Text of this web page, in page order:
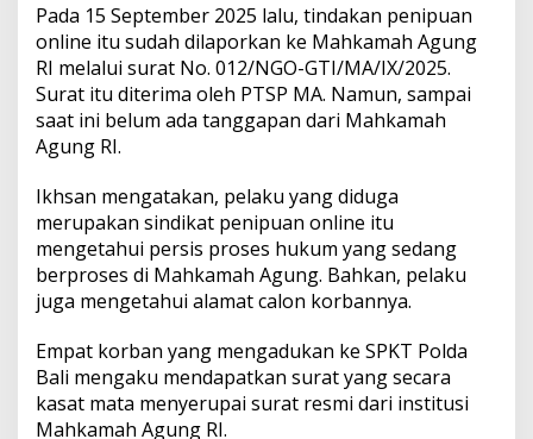
Pada 15 September 2025 lalu, tindakan penipuan
online itu sudah dilaporkan ke Mahkamah Agung
RI melalui surat No. 012/NGO-GTI/MA/IX/2025.
Surat itu diterima oleh PTSP MA. Namun, sampai
saat ini belum ada tanggapan dari Mahkamah
Agung RI.
Ikhsan mengatakan, pelaku yang diduga
merupakan sindikat penipuan online itu
mengetahui persis proses hukum yang sedang
berproses di Mahkamah Agung. Bahkan, pelaku
juga mengetahui alamat calon korbannya.
Empat korban yang mengadukan ke SPKT Polda
Bali mengaku mendapatkan surat yang secara
kasat mata menyerupai surat resmi dari institusi
Mahkamah Agung RI.